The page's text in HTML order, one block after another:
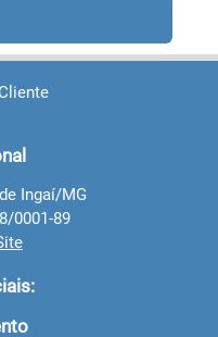
Ingaí/MG
0001-89